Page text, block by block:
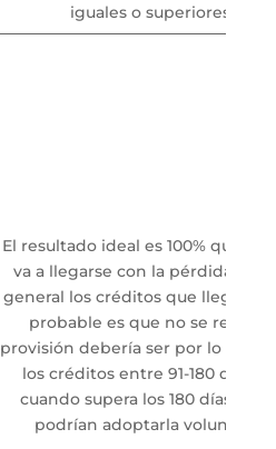
iguales o superiores a
El resultado ideal es 100% que
va a llegarse con la pérdida
general los créditos que llegan a
probable es que no se
provisión debería ser por lo
los créditos entre 91-180 días y
cuando supera los 180 días.
podrían adoptarla